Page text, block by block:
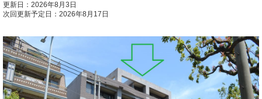
更新日：2026年8月3日
次回更新予定日：2026年8月17日